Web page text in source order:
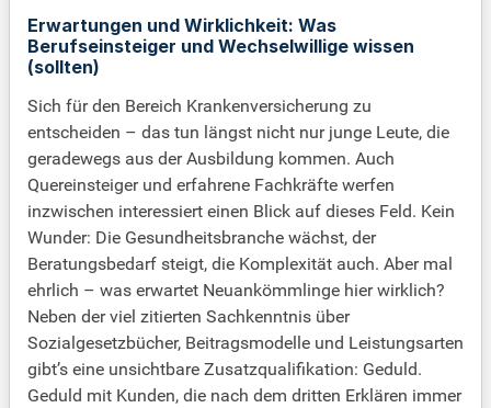
Erwartungen und Wirklichkeit: Was
Berufseinsteiger und Wechselwillige wissen
(sollten)
Sich für den Bereich Krankenversicherung zu
entscheiden – das tun längst nicht nur junge Leute, die
geradewegs aus der Ausbildung kommen. Auch
Quereinsteiger und erfahrene Fachkräfte werfen
inzwischen interessiert einen Blick auf dieses Feld. Kein
Wunder: Die Gesundheitsbranche wächst, der
Beratungsbedarf steigt, die Komplexität auch. Aber mal
ehrlich – was erwartet Neuankömmlinge hier wirklich?
Neben der viel zitierten Sachkenntnis über
Sozialgesetzbücher, Beitragsmodelle und Leistungsarten
gibt’s eine unsichtbare Zusatzqualifikation: Geduld.
Geduld mit Kunden, die nach dem dritten Erklären immer